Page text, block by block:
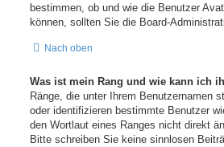
bestimmen, ob und wie die Benutzer
können, sollten Sie die Board-
Nach oben
Was ist mein Rang und wie kann ich
Ränge, die unter Ihrem Benutzernamen
oder identifizieren bestimmte Benutzer
den Wortlaut eines Ranges nicht direkt
Bitte schreiben Sie keine sinnlosen